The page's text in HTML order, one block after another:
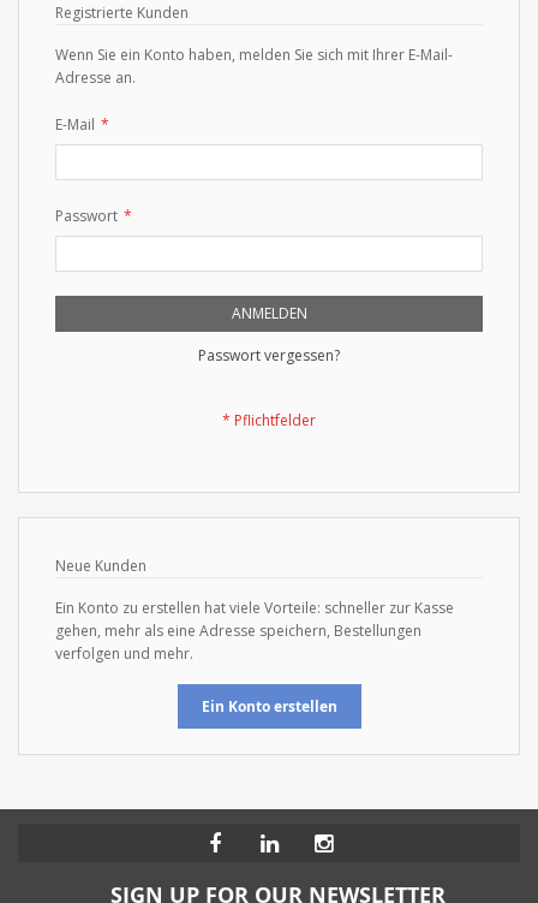
Registrierte Kunden
Wenn Sie ein Konto haben, melden Sie sich mit Ihrer E-Mail-
Adresse an.
E-Mail
Passwort
ANMELDEN
Passwort vergessen?
Neue Kunden
Ein Konto zu erstellen hat viele Vorteile: schneller zur Kasse
gehen, mehr als eine Adresse speichern, Bestellungen
verfolgen und mehr.
Ein Konto erstellen
SIGN UP FOR OUR NEWSLETTER